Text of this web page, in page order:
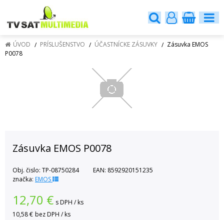
ÚVOD PRÍSLUŠENSTVO ÚČASTNÍCKE ZÁSUVKY
Zásuvka EMOS
P0078
Zásuvka EMOS P0078
Obj. čislo: TP-08750284 EAN: 8592920151235
značka: EMOS
12,70 € s DPH / ks
10,58 € bez DPH / ks